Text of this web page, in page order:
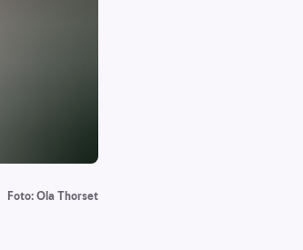
Foto: Ola Thorset